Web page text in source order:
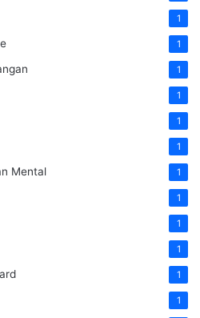
1
1
1
1
1
1
Mental 1
1
1
1
1
1